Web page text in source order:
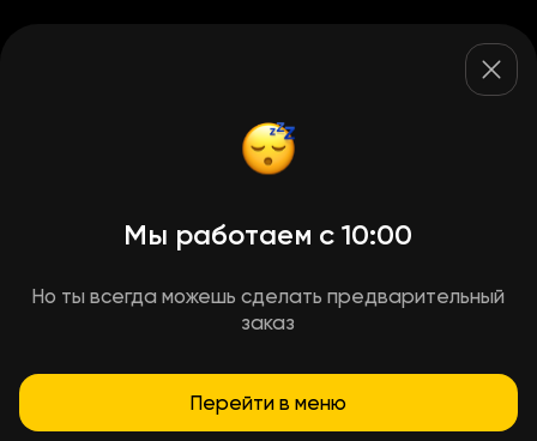
Мы работаем с 10:00
Но ты всегда можешь сделать предварительный
заказ
Перейти в меню